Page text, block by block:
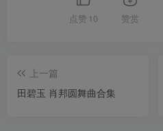
点赞 10 赞赏
上一篇
田碧玉 肖邦圆舞曲合集